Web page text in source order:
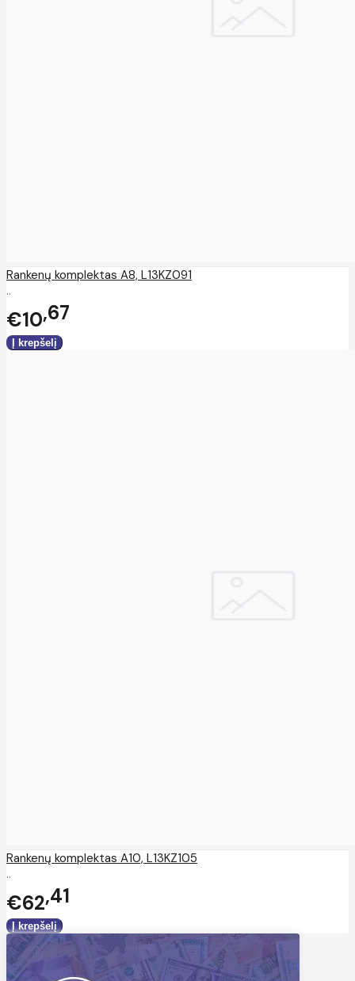
Rankenų komplektas A8, L13KZ091
..
€10 67
Rankenų komplektas A10, L13KZ105
..
€62 41